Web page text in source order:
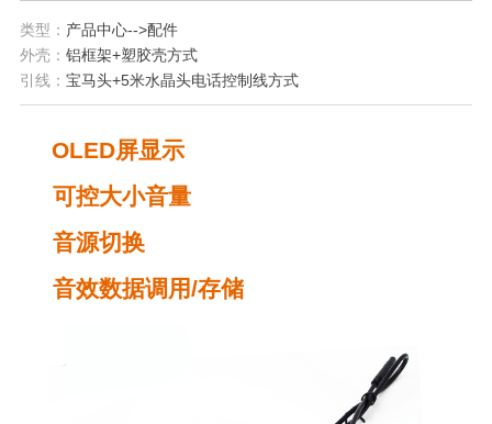
类型： 产品中心-->配件
外壳： 铝框架+塑胶壳方式
引线： 宝马头+5米水晶头电话控制线方式
OLED屏显示
可控大小音量
音源切换
音效数据调用/存储